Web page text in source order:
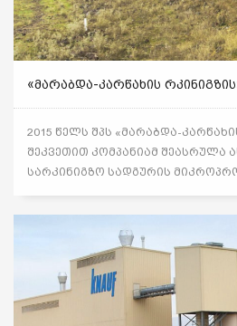
«ᲛᲐᲠᲐᲑᲓᲐ-ᲙᲐᲠᲬᲐᲮᲘᲡ
2015 წელს შპს «მარაბდა-
შეკვეთით კომპანიამ შეასრულა
სარკინიგზო სადგურის